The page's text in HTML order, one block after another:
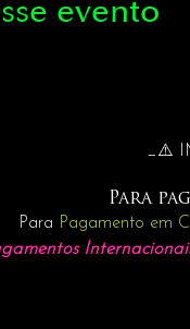
evento
_⚠️
Para
Para Pagamento em